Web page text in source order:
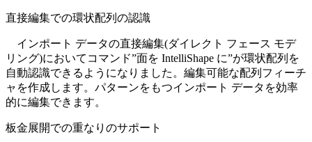
直接編集での環状配列の認識
インポート データの直接編集(ダイレクト フェース モデ
リング)においてコマンド”面を IntelliShape に”が環状配列を
自動認識できるようになりました。編集可能な配列フィーチ
ャを作成します。パターンをもつインポート データを効率
的に編集できます。
板金展開での重なりのサポート